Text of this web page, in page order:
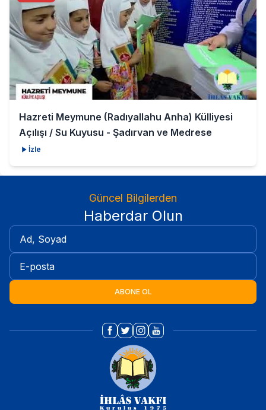
Hazreti Meymune (Radıyallahu Anha) Külliyesi
Açılışı / Su Kuyusu - Şadırvan ve Medrese
İzle
Güncel Bilgilerden
Haberdar Olun
ABONE OL